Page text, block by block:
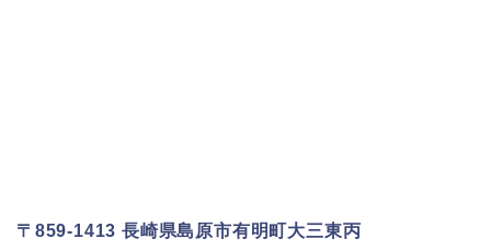
〒859-1413 長崎県島原市有明町大三東丙